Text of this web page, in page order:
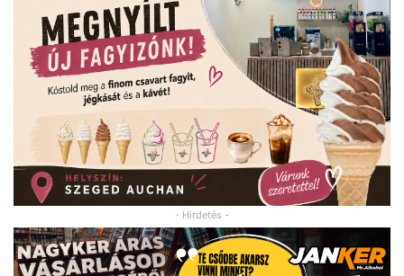
- Hirdetés -